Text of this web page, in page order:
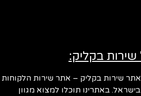
שירות בקליק:
שירות בקליק – אתר שירות הלקוחות
באתרינו תוכלו למצוא מגוון